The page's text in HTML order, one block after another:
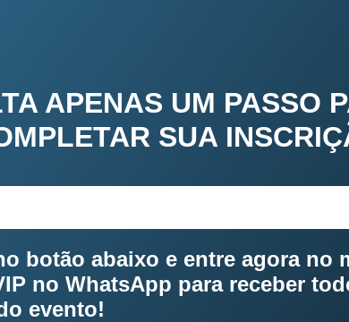
APENAS UM PASSO
SUA
botão abaixo e entre agora no
no WhatsApp para receber
evento!